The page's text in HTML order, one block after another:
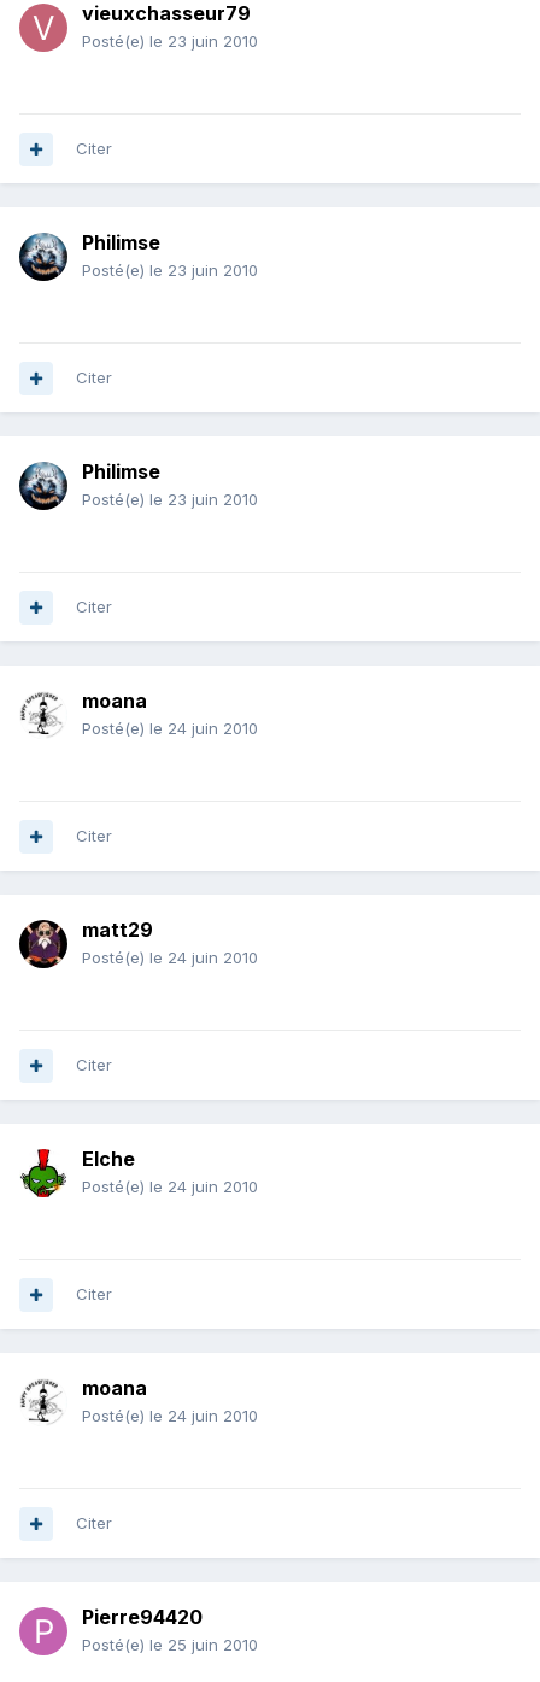
vieuxchasseur79
Posté(e) le 23 juin 2010
Citer
Philimse
Posté(e) le 23 juin 2010
Citer
Philimse
Posté(e) le 23 juin 2010
Citer
moana
Posté(e) le 24 juin 2010
Citer
matt29
Posté(e) le 24 juin 2010
Citer
Elche
Posté(e) le 24 juin 2010
Citer
moana
Posté(e) le 24 juin 2010
Citer
Pierre94420
Posté(e) le 25 juin 2010